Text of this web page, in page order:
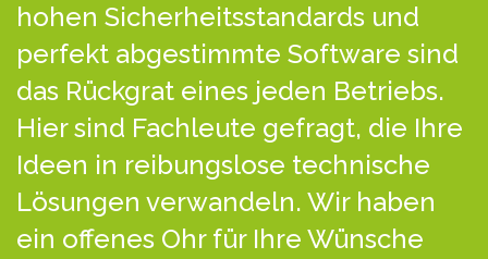
hohen Sicherheitsstandards und
perfekt abgestimmte Software sind
das Rückgrat eines jeden Betriebs.
Hier sind Fachleute gefragt, die Ihre
Ideen in reibungslose technische
Lösungen verwandeln. Wir haben
ein offenes Ohr für Ihre Wünsche